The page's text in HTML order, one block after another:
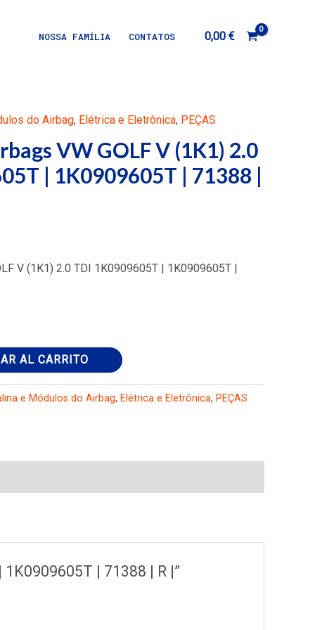
NOSSA FAMÍLIA CONTATOS 0,00 €
do Airbag, Elétrica e Eletrônica, PEÇAS
VW GOLF V (1K1) 2.0
| 1K0909605T | 71388 |
V (1K1) 2.0 TDI 1K0909605T | 1K0909605T |
AL CARRITO
e Módulos do Airbag, Elétrica e Eletrônica, PEÇAS
| 71388 | R |”